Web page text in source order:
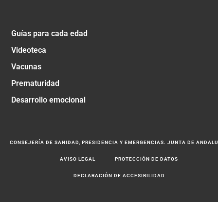
Guías para cada edad
Videoteca
Vacunas
Prematuridad
Desarrollo emocional
CONSEJERÍA DE SANIDAD, PRESIDENCIA Y EMERGENCIAS. JUNTA DE
AVISO LEGAL PROTECCIÓN DE DATOS
DECLARACIÓN DE ACCESIBILIDAD